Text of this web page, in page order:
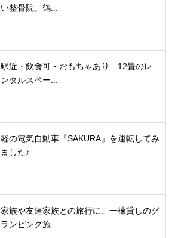
い整骨院。鶴...
駅近・飲食可・おもちゃあり 12畳のレ
ンタルスペー...
軽の電気自動車『SAKURA』を運転してみ
ました♪
家族や友達家族との旅行に、一棟貸しのグ
ランピング施...